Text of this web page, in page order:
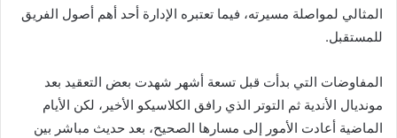
المثالي لمواصلة مسيرته، فيما تعتبره الإدارة أحد أهم أصول الفريق
للمستقبل.
المفاوضات التي بدأت قبل تسعة أشهر شهدت بعض التعقيد بعد
مونديال الأندية ثم التوتر الذي رافق الكلاسيكو الأخير، لكن الأيام
الماضية أعادت الأمور إلى مسارها الصحيح، بعد حديث مباشر بين